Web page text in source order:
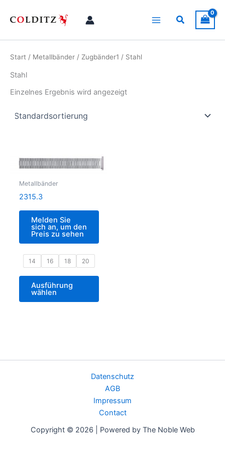
Inhalt
Suchen
Start / Metallbänder / Zugbänder1 / Stahl
Stahl
Einzelnes Ergebnis wird angezeigt
Metallbänder
2315.3
Melden Sie
sich an, um den
Preis zu sehen
14 16 18 20
Ausführung
wählen
Datenschutz
AGB
Impressum
Contact
Copyright © 2026 | Powered by The Noble Web